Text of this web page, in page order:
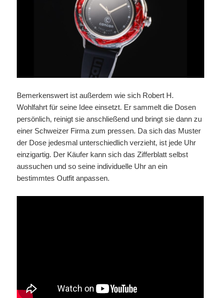
Bemerkenswert ist außerdem wie sich Robert H.
Wohlfahrt für seine Idee einsetzt. Er sammelt die Dosen
persönlich, reinigt sie anschließend und bringt sie dann zu
einer Schweizer Firma zum pressen. Da sich das Muster
der Dose jedesmal unterschiedlich verzieht, ist jede Uhr
einzigartig. Der Käufer kann sich das Zifferblatt selbst
aussuchen und so seine individuelle Uhr an ein
bestimmtes Outfit anpassen.